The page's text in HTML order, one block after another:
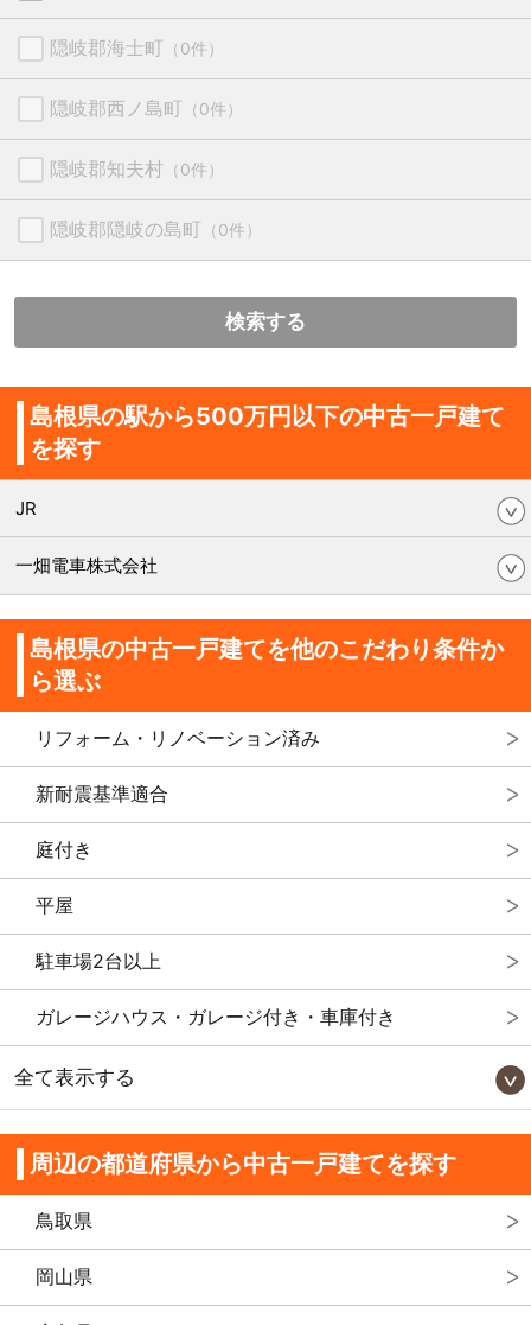
隠岐郡海士町 （0件）
隠岐郡西ノ島町 （0件）
隠岐郡知夫村 （0件）
隠岐郡隠岐の島町 （0件）
検索する
島根県の駅から500万円以下の中古一戸建て
を探す
JR
一畑電車株式会社
島根県の中古一戸建てを他のこだわり条件か
ら選ぶ
リフォーム・リノベーション済み
新耐震基準適合
庭付き
平屋
駐車場2台以上
ガレージハウス・ガレージ付き・車庫付き
全て表示する
周辺の都道府県から中古一戸建てを探す
鳥取県
岡山県